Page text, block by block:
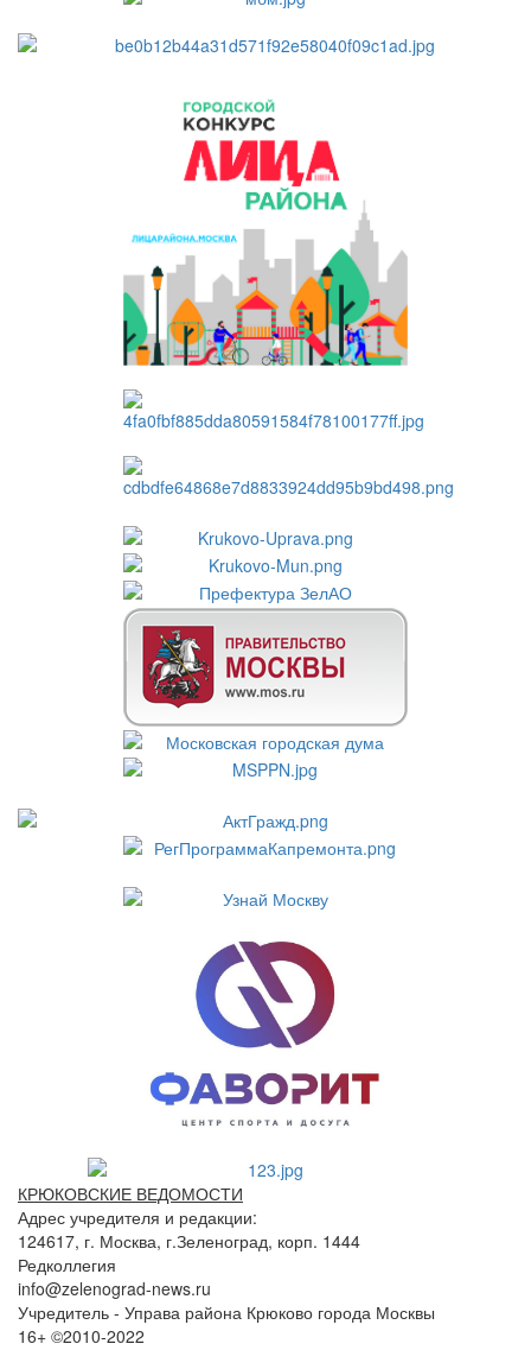
КРЮКОВСКИЕ ВЕДОМОСТИ
Адрес учредителя и редакции:
124617, г. Москва, г.Зеленоград, корп. 1444
Редколлегия
info@zelenograd-news.ru
Учредитель - Управа района Крюково города Москвы
16+ ©2010-2022